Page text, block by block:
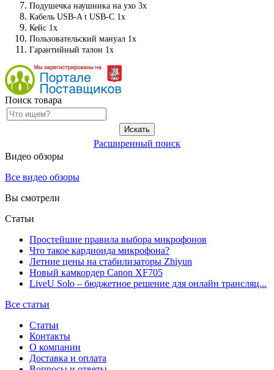
Подушечка наушника на ухо 3х
Кабель USB-A t USB-C 1х
Кейс 1х
Пользовательский мануал 1х
Гарантийный талон 1х
Поиск товара
Расширенный поиск
Видео обзоры
Все видео обзоры
Вы смотрели
Статьи
Простейшие правила выбора микрофонов
Что такое кардиоида микрофона?
Летние цены на стабилизаторы Zhiyun
Новый камкордер Canon XF705
LiveU Solo – бюджетное решение для онлайн трансляц...
Все статьи
Статьи
Контакты
О компании
Доставка и оплата